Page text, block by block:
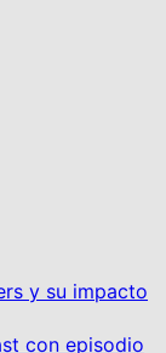
y su impacto
con episodio